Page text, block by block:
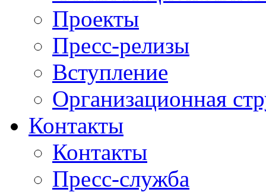
Проекты
Пресс-релизы
Вступление
Организационная
Контакты
Контакты
Пресс-служба